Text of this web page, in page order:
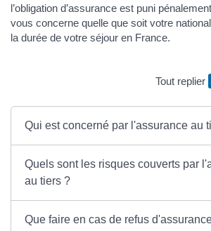
l’obligation d’assurance est puni
vous concerne quelle que soit votre
la durée de votre séjour en France.
Tout replier
Qui est concerné par l'assurance au
Quels sont les risques couverts par
au tiers ?
Que faire en cas de refus